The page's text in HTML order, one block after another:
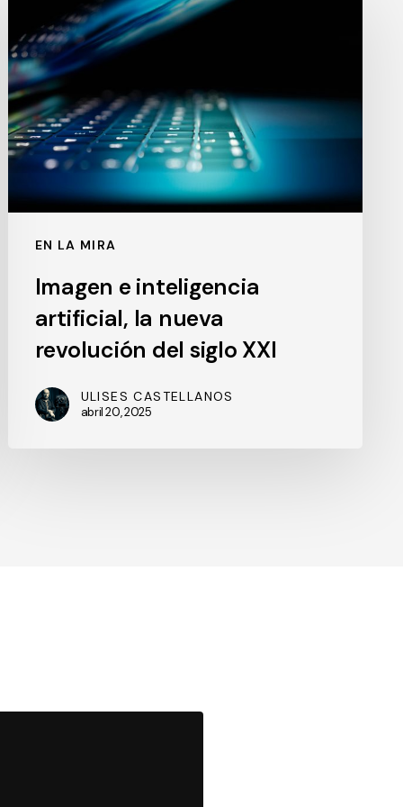
EN LA MIRA
inteligencia
artificial,
la
nueva
revolución
siglo
Imagen e inteligencia
artificial, la nueva
revolución del siglo XXI
ULISES CASTELLANOS
abril 20, 2025